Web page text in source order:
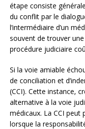
étape consiste
du conflit par le
l’intermédiaire d’un
souvent de trouver
procédure judiciaire
Si la voie amiable
de conciliation et
(CCI). Cette instance,
alternative à la voie
médicaux. La CCI
lorsque la